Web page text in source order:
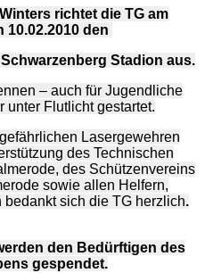
richtet die TG am
10.02.2010 den
Stadion aus.
– auch für Jugendliche
unter Flutlicht gestartet.
Lasergewehren
des Technischen
des Schützenvereins
sowie allen Helfern,
sich die TG herzlich.
den Bedürftigen des
gespendet.